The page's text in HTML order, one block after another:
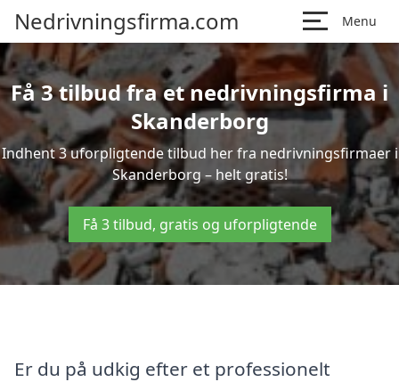
Nedrivningsfirma.com Menu
Få 3 tilbud fra et nedrivningsfirma i
Skanderborg
Indhent 3 uforpligtende tilbud her fra nedrivningsfirmaer i
Skanderborg – helt gratis!
Få 3 tilbud, gratis og uforpligtende
Er du på udkig efter et professionelt